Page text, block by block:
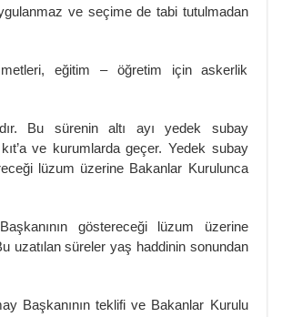
ve seçime de tabi tutulmadan
eğitim – öğretim için askerlik
Bu sürenin altı ayı yedek subay
ve kurumlarda geçer. Yedek subay
lüzum üzerine Bakanlar Kurulunca
göstereceği lüzum üzerine
uzatılan süreler yaş haddinin sonundan
Başkanının teklifi ve Bakanlar Kurulu